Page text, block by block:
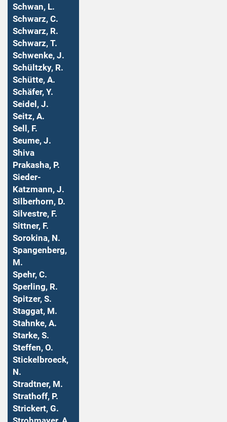
Schwan, L.
Schwarz, C.
Schwarz, R.
Schwarz, T.
Schwenke, J.
Schültzky, R.
Schütte, A.
Schäfer, Y.
Seidel, J.
Seitz, A.
Sell, F.
Seume, J.
Shiva
Prakasha, P.
Sieder-
Katzmann, J.
Silberhorn, D.
Silvestre, F.
Sittner, F.
Sorokina, N.
Spangenberg,
M.
Spehr, C.
Sperling, R.
Spitzer, S.
Staggat, M.
Stahnke, A.
Starke, S.
Steffen, O.
Stickelbroeck,
N.
Stradtner, M.
Strathoff, P.
Strickert, G.